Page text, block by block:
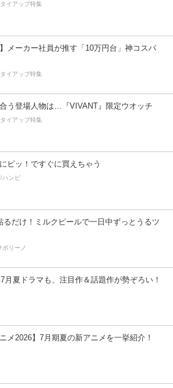
イアップ特集
】メーカー社員が推す「10万円台」神コスパ
イアップ特集
う登場人物は…『VIVANT』限定ウオッチ
イアップ特集
ピッ！ですぐに買えちゃう
ハンピ
るだけ！ミルクピールで一日中ずっとうるツ
ボリーノ
月夏ドラマも、注目作＆話題作が勢ぞろい！
ニメ2026】7月期夏の新アニメを一挙紹介！